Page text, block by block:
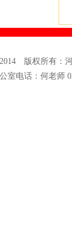
2014 版权所有：
室电话：何老师